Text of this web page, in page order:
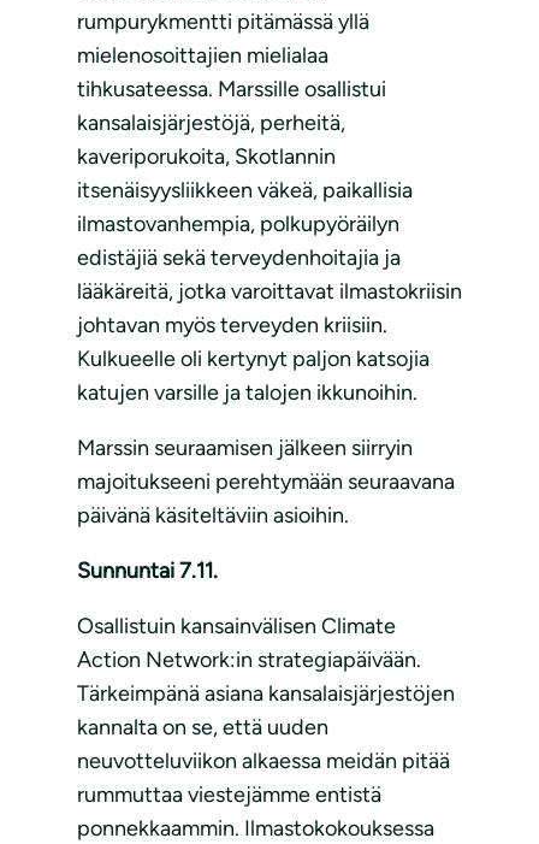
rumpurykmentti pitämässä yllä
mielenosoittajien mielialaa
tihkusateessa. Marssille osallistui
kansalaisjärjestöjä, perheitä,
kaveriporukoita, Skotlannin
itsenäisyysliikkeen väkeä, paikallisia
ilmastovanhempia, polkupyöräilyn
edistäjiä sekä terveydenhoitajia ja
lääkäreitä, jotka varoittavat ilmastokriisin
johtavan myös terveyden kriisiin.
Kulkueelle oli kertynyt paljon katsojia
katujen varsille ja talojen ikkunoihin.
Marssin seuraamisen jälkeen siirryin
majoitukseeni perehtymään seuraavana
päivänä käsiteltäviin asioihin.
Sunnuntai 7.11.
Osallistuin kansainvälisen Climate
Action Network:in strategiapäivään.
Tärkeimpänä asiana kansalaisjärjestöjen
kannalta on se, että uuden
neuvotteluviikon alkaessa meidän pitää
rummuttaa viestejämme entistä
ponnekkaammin. Ilmastokokouksessa